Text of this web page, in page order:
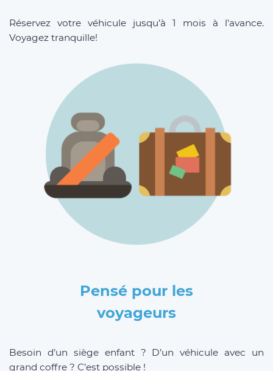
Réservez votre véhicule jusqu’à 1 mois à l’avance.
Voyagez tranquille!
Pensé pour les
voyageurs
Besoin d’un siège enfant ? D’un véhicule avec un
grand coffre ? C’est possible !